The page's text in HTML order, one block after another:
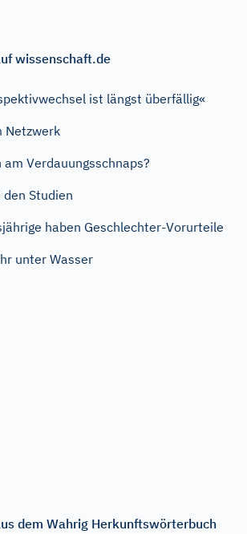
wissenschaft.de
ist längst überfällig«
Netzwerk
Verdauungsschnaps?
Studien
haben Geschlechter-Vorurteile
unter Wasser
dem Wahrig Herkunftswörterbuch